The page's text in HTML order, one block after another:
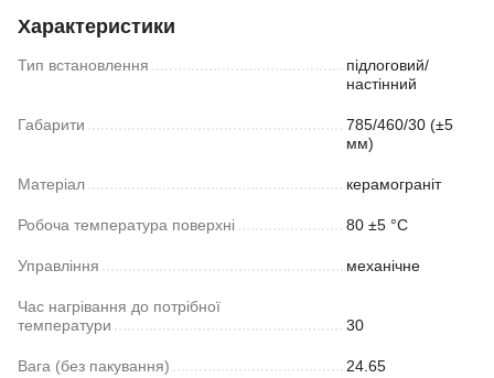
Характеристики
Тип встановлення
підлоговий/
настінний
Габарити
785/460/30 (±5
мм)
Матеріал керамограніт
Робоча температура поверхні 80 ±5 °С
Управління механічне
Час нагрівання до потрібної
температури
30
Вага (без пакування) 24.65